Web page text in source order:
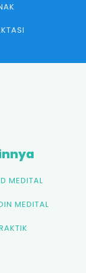
MEDITAL
MEDITAL